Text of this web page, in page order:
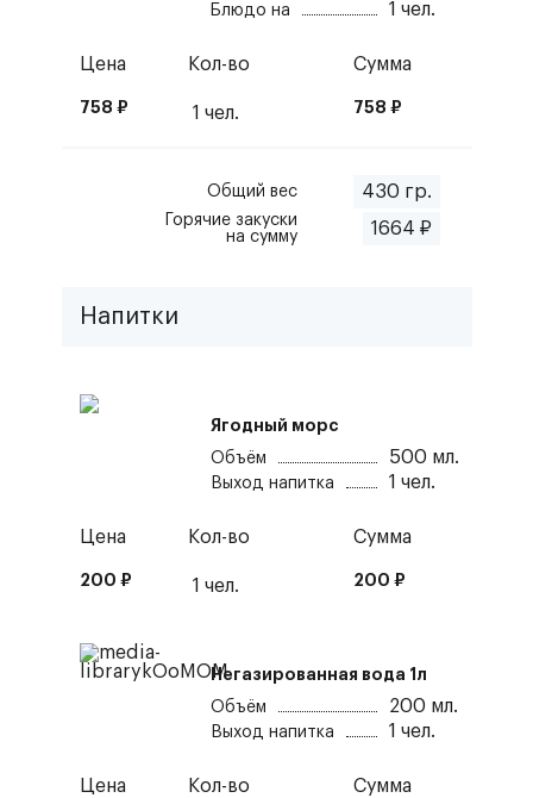
Блюдо на 1 чел.
Цена
758 ₽
Кол-во
1 чел.
Сумма
758 ₽
Общий вес 430 гр.
Горячие закуски
на сумму
1664 ₽
Напитки
Ягодный морс
Объём
500 мл.
Выход напитка 1 чел.
Цена
200 ₽
Кол-во
1 чел.
Сумма
200 ₽
Негазированная вода 1л
Объём
200 мл.
Выход напитка 1 чел.
Цена Кол-во Сумма